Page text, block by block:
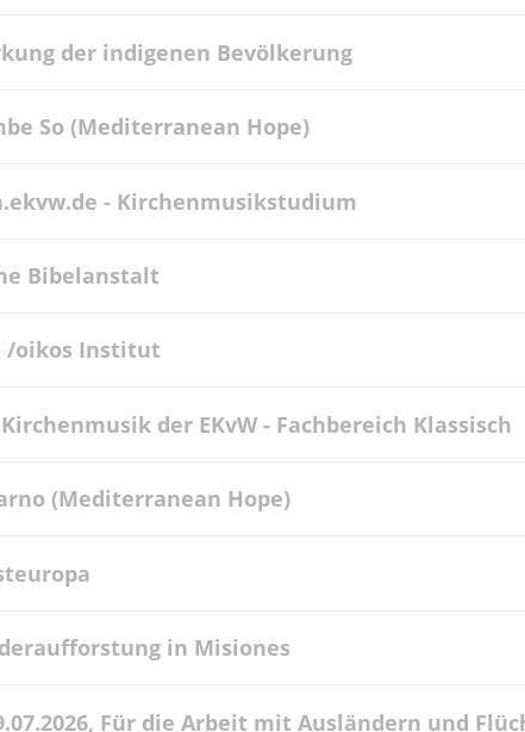
der indigenen Bevölkerung
So (Mediterranean Hope)
- Kirchenmusikstudium
Bibelanstalt
/oikos Institut
der EKvW - Fachbereich Klassisch
(Mediterranean Hope)
in Misiones
Für die Arbeit mit Ausländern und